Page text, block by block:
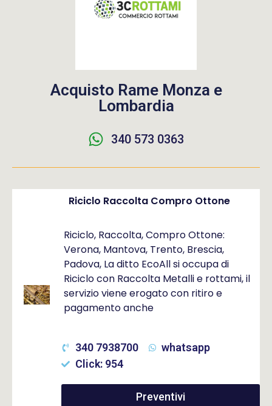
Acquisto Rame Monza e
Lombardia
340 573 0363
Riciclo Raccolta Compro Ottone
Riciclo, Raccolta, Compro Ottone:
Verona, Mantova, Trento, Brescia,
Padova, La ditto EcoAll si occupa di
Riciclo con Raccolta Metalli e rottami, il
servizio viene erogato con ritiro e
pagamento anche
340 7938700
whatsapp
Click: 954
Preventivi